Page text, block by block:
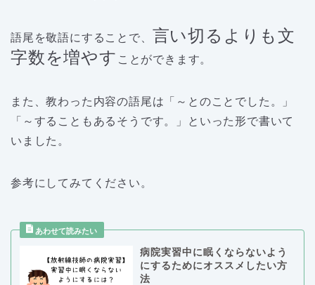
語尾を敬語にすることで、 言い切るよりも文
字数を増やす ことができます。
また、教わった内容の語尾は「～とのことでした。」
「～することもあるそうです。」といった形で書いて
いました。
参考にしてみてください。
病院実習中に眠くならないよう
にするためにオススメしたい方
法